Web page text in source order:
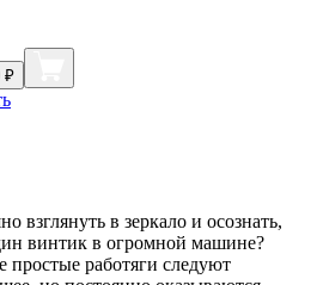
₽
взглянуть в зеркало и осознать,
винтик в огромной машине?
работяги следуют